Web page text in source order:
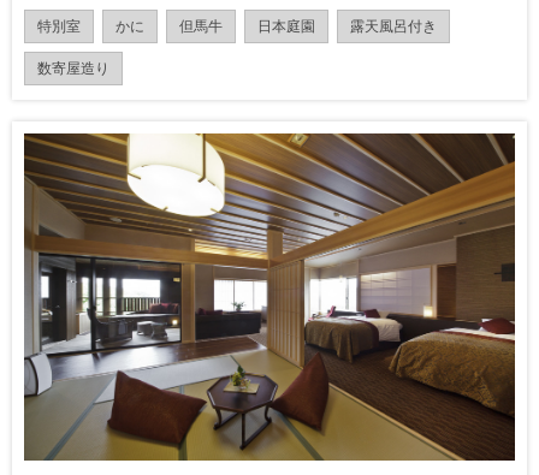
特別室 かに 但馬牛 日本庭園 露天風呂付き
数寄屋造り